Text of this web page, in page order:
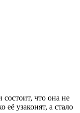
что она не
её узаконят, а стало